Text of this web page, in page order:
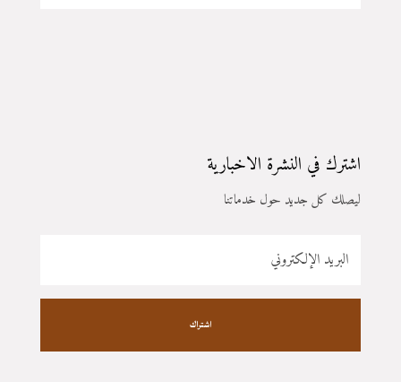
اشترك في النشرة الاخبارية
ليصلك كل جديد حول خدماتنا
اشتراك